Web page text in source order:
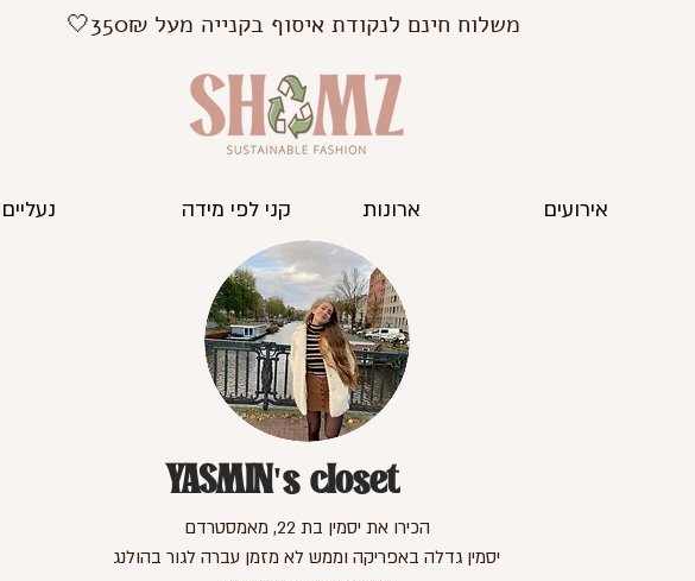
משלוח חינם לנקודת איסוף בקנייה מעל 350₪🤍
נעליים קני לפי מידה ארונות אירועים
YASMIN's closet
הכירו את יסמין בת 22, מאמסטרדם
יסמין גדלה באפריקה וממש לא מזמן עברה לגור בהולנג